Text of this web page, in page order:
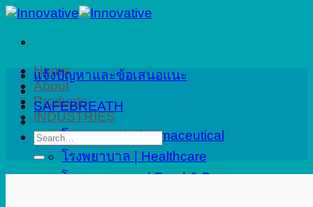
Skip
content
Home
About
Products
INDUSTRIES
โรงงานยา | Pharmaceutical
โรงพยาบาล | Healthcare
โรงงานอาหาร | Food & Beverage
แจ้งปัญหาและข้อเสนอแนะ
SAFEBREATH
Search
for: